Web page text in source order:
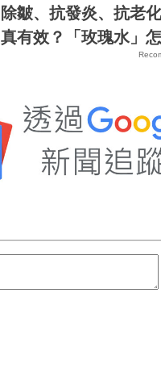
除皺、抗發炎、抗老
真有效？「玫瑰水」
人不能用｜每日健康